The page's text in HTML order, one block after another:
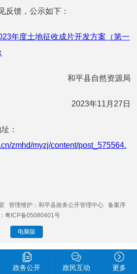
反馈，公示如下：
年度土地征收成片开发方案（第一
和平县自然资源局
2023年11月27日
：
zmhd/myzj/content/post_575564.
管理维护：和平县政务公开管理中心 备案序
粤ICP备05080401号
电脑版
政务公开 政民互动 更多